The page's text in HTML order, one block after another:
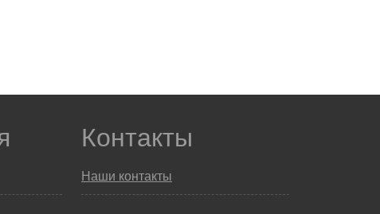
Контакты
Наши контакты